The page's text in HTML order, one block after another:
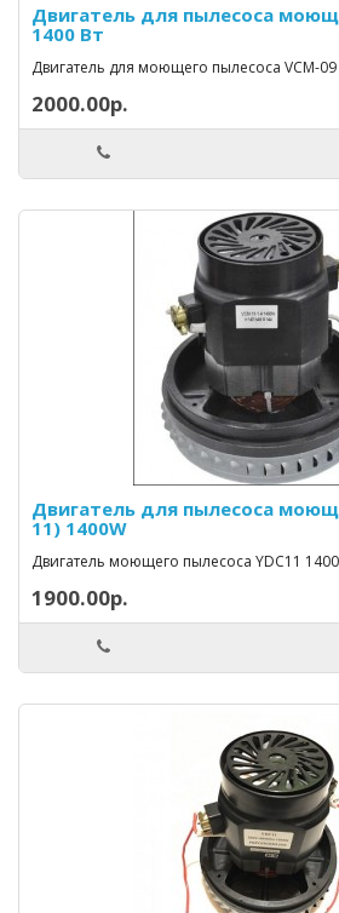
Двигатель для пылесоса
1400 Вт
Двигатель для моющего пылесоса VCM-09
2000.00р.
Двигатель для пылесоса
11) 1400W
Двигатель моющего пылесоса YDC11
1900.00р.